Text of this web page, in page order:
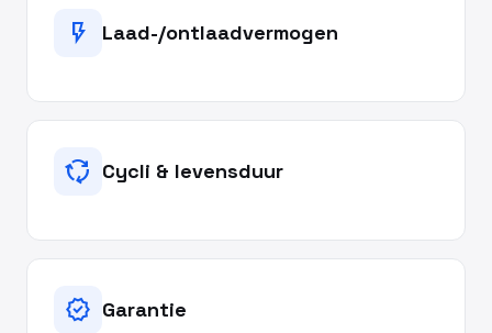
flash_on Laad-/ontlaadvermogen
cycle Cycli & levensduur
verified Garantie